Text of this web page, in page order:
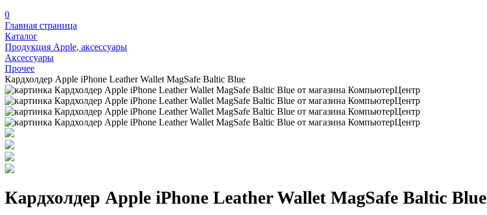
0
Главная страница
Каталог
Продукция Apple, аксессуары
Аксессуары
Прочее
Кардхолдер Apple iPhone Leather Wallet MagSafe Baltic Blue
Кардхолдер Apple iPhone Leather Wallet MagSafe Baltic Blue